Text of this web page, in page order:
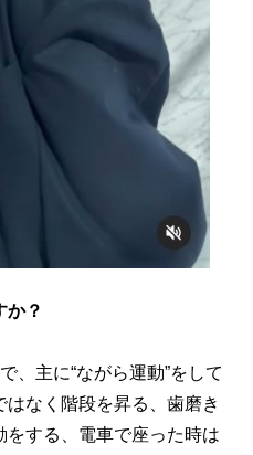
？
、主に“ながら運動”をして
なく階段を昇る、歯磨き
をする、電車で座った時は